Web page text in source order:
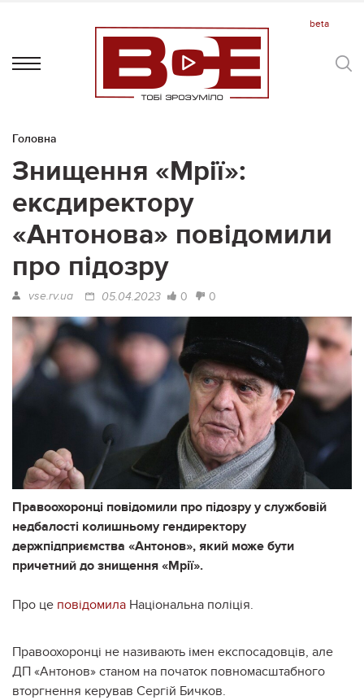
Головна
Знищення «Мрії»:
ексдиректору
«Антонова» повідомили
про підозру
vse.rv.ua 05.04.2023 0 0
Правоохоронці повідомили про підозру у службовій
недбалості колишньому гендиректору
держпідприємства «Антонов», який може бути
причетний до знищення «Мрії».
Про це повідомила Національна поліція.
Правоохоронці не називають імен експосадовців, але
ДП «Антонов» станом на початок повномасштабного
вторгнення керував Сергій Бичков.